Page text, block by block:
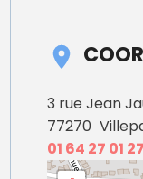
3 rue Jean
77270
01 64 27 01 27